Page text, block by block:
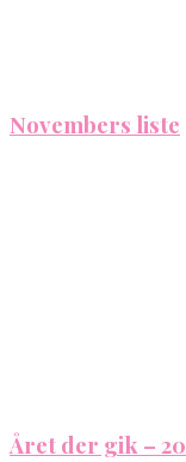
Novembers liste
Året der gik –